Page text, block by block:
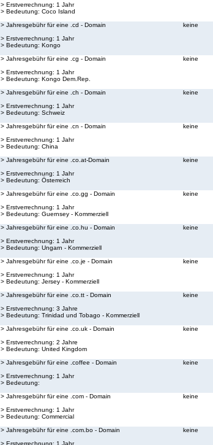
> Erstverrechnung: 1 Jahr
> Bedeutung: Coco Island
> Jahresgebühr für eine .cd - Domain
> Erstverrechnung: 1 Jahr
> Bedeutung: Kongo
keine
> Jahresgebühr für eine .cg - Domain
> Erstverrechnung: 1 Jahr
> Bedeutung: Kongo Dem.Rep.
keine
> Jahresgebühr für eine .ch - Domain
> Erstverrechnung: 1 Jahr
> Bedeutung: Schweiz
keine
> Jahresgebühr für eine .cn - Domain
> Erstverrechnung: 1 Jahr
> Bedeutung: China
keine
> Jahresgebühr für eine .co.at-Domain
> Erstverrechnung: 1 Jahr
> Bedeutung: Österreich
keine
> Jahresgebühr für eine .co.gg - Domain
> Erstverrechnung: 1 Jahr
> Bedeutung: Guernsey - Kommerziell
keine
> Jahresgebühr für eine .co.hu - Domain
> Erstverrechnung: 1 Jahr
> Bedeutung: Ungarn - Kommerziell
keine
> Jahresgebühr für eine .co.je - Domain
> Erstverrechnung: 1 Jahr
> Bedeutung: Jersey - Kommerziell
keine
> Jahresgebühr für eine .co.tt - Domain
> Erstverrechnung: 3 Jahre
> Bedeutung: Trinidad und Tobago - Kommerziell
keine
> Jahresgebühr für eine .co.uk - Domain
> Erstverrechnung: 2 Jahre
> Bedeutung: United Kingdom
keine
> Jahresgebühr für eine .coffee - Domain
> Erstverrechnung: 1 Jahr
> Bedeutung:
keine
> Jahresgebühr für eine .com - Domain
> Erstverrechnung: 1 Jahr
> Bedeutung: Commercial
keine
> Jahresgebühr für eine .com.bo - Domain
> Erstverrechnung: 1 Jahr
keine